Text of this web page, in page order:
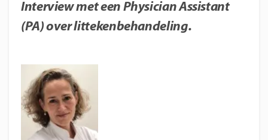
Interview met een Physician Assistant
(PA) over littekenbehandeling.